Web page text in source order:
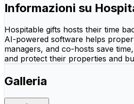
Informazioni su
Hospitable gifts hosts their time
AI-powered software helps
managers, and co-hosts save
and protect their properties and
Galleria